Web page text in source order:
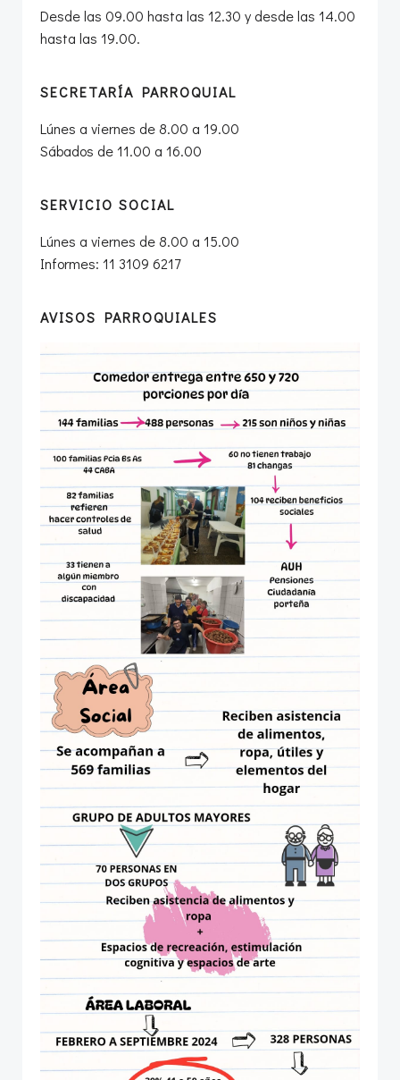
Desde las 09.00 hasta las 12.30 y desde las 14.00
hasta las 19.00.
SECRETARÍA PARROQUIAL
Lúnes a viernes de 8.00 a 19.00
Sábados de 11.00 a 16.00
SERVICIO SOCIAL
Lúnes a viernes de 8.00 a 15.00
Informes: 11 3109 6217
AVISOS PARROQUIALES